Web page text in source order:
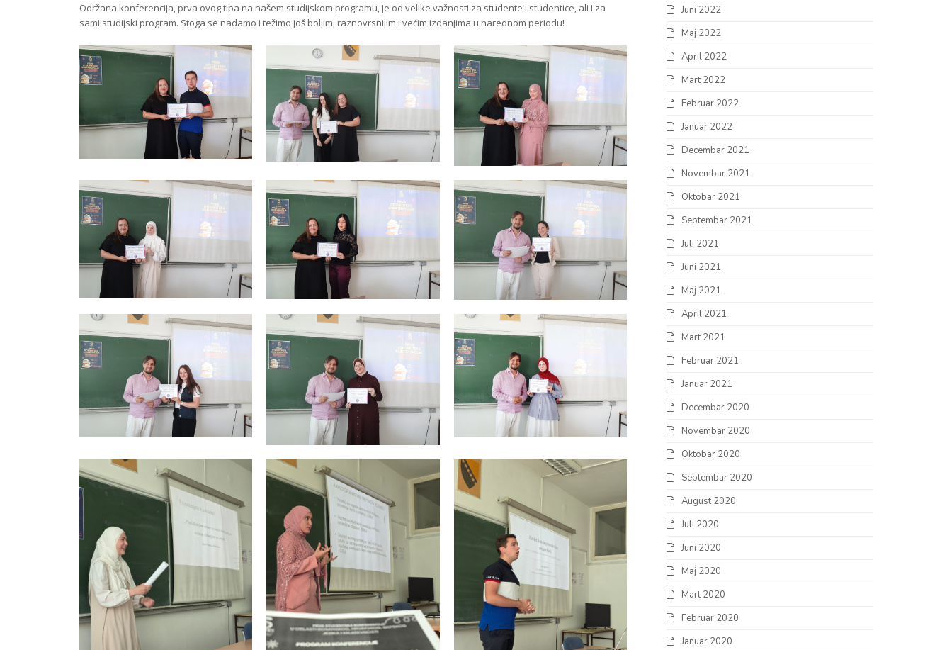
Održana konferencija, prva ovog tipa na našem studijskom programu, je od velike važnosti za studente i studentice, ali i za
sami studijski program. Stoga se nadamo i težimo još boljim, raznovrsnijim i većim izdanjima u narednom periodu!
Juni 2022
Maj 2022
April 2022
Mart 2022
Februar 2022
Januar 2022
Decembar 2021
Novembar 2021
Oktobar 2021
Septembar 2021
Juli 2021
Juni 2021
Maj 2021
April 2021
Mart 2021
Februar 2021
Januar 2021
Decembar 2020
Novembar 2020
Oktobar 2020
Septembar 2020
August 2020
Juli 2020
Juni 2020
Maj 2020
Mart 2020
Februar 2020
Januar 2020